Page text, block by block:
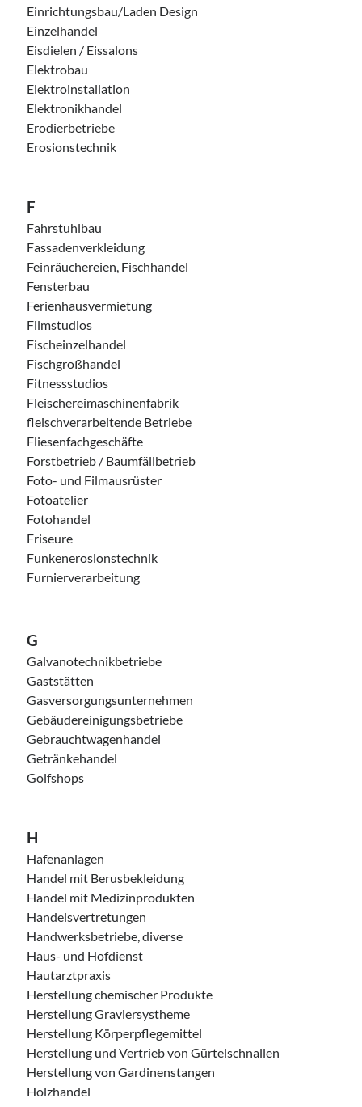
Einrichtungsbau/Laden Design
Einzelhandel
Eisdielen / Eissalons
Elektrobau
Elektroinstallation
Elektronikhandel
Erodierbetriebe
Erosionstechnik
F
Fahrstuhlbau
Fassadenverkleidung
Feinräuchereien, Fischhandel
Fensterbau
Ferienhausvermietung
Filmstudios
Fischeinzelhandel
Fischgroßhandel
Fitnessstudios
Fleischereimaschinenfabrik
fleischverarbeitende Betriebe
Fliesenfachgeschäfte
Forstbetrieb / Baumfällbetrieb
Foto- und Filmausrüster
Fotoatelier
Fotohandel
Friseure
Funkenerosionstechnik
Furnierverarbeitung
G
Galvanotechnikbetriebe
Gaststätten
Gasversorgungsunternehmen
Gebäudereinigungsbetriebe
Gebrauchtwagenhandel
Getränkehandel
Golfshops
H
Hafenanlagen
Handel mit Berusbekleidung
Handel mit Medizinprodukten
Handelsvertretungen
Handwerksbetriebe, diverse
Haus- und Hofdienst
Hautarztpraxis
Herstellung chemischer Produkte
Herstellung Graviersystheme
Herstellung Körperpflegemittel
Herstellung und Vertrieb von Gürtelschnallen
Herstellung von Gardinenstangen
Holzhandel